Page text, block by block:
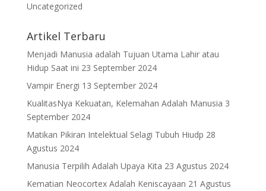
Uncategorized
Artikel Terbaru
Menjadi Manusia adalah Tujuan Utama Lahir atau
Hidup Saat ini 23 September 2024
Vampir Energi 13 September 2024
KualitasNya Kekuatan, Kelemahan Adalah Manusia 3
September 2024
Matikan Pikiran Intelektual Selagi Tubuh Hiudp 28
Agustus 2024
Manusia Terpilih Adalah Upaya Kita 23 Agustus 2024
Kematian Neocortex Adalah Keniscayaan 21 Agustus